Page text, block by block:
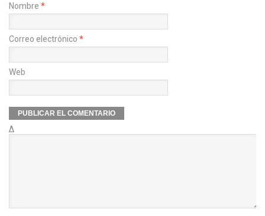
Nombre *
Correo electrónico *
Web
Δ